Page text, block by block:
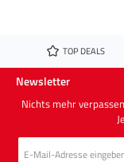
TOP DEALS
Newsletter
Nichts mehr
E-
Mail-